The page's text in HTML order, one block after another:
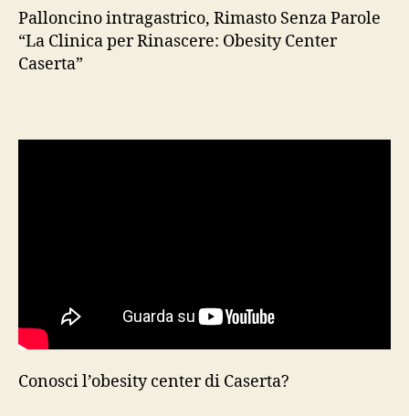
Palloncino intragastrico, Rimasto Senza Parole
“La Clinica per Rinascere: Obesity Center
Caserta”
Conosci l’obesity center di Caserta?